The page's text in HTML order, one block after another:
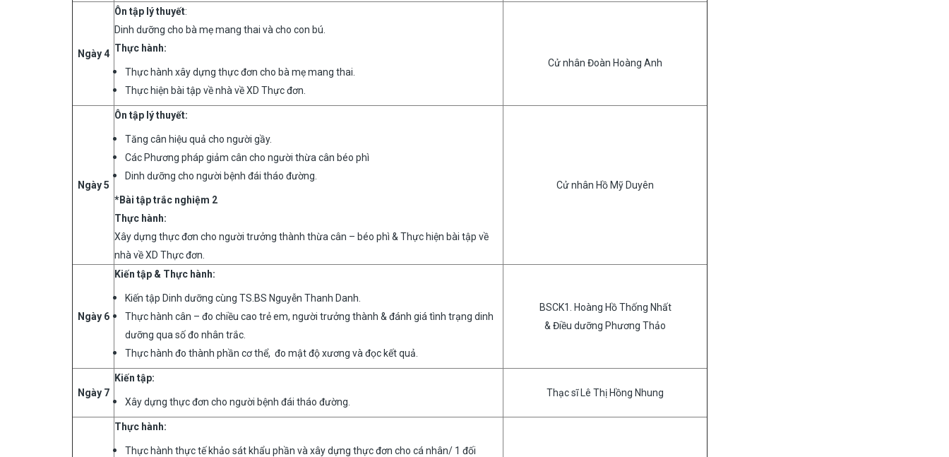
Ngày 4
Ôn tập lý thuyết:
Dinh dưỡng cho bà mẹ mang thai và cho con bú.
Thực hành:
Thực hành xây dựng thực đơn cho bà mẹ mang thai.
Thực hiện bài tập về nhà về XD Thực đơn.
Cử nhân Đoàn Hoàng Anh
Ngày 5
Ôn tập lý thuyết:
Tăng cân hiệu quả cho người gầy.
Các Phương pháp giảm cân cho người thừa cân béo phì
Dinh dưỡng cho người bệnh đái tháo đường.
*Bài tập trắc nghiệm 2
Thực hành:
Xây dựng thực đơn cho người trưởng thành thừa cân – béo phì & Thực hiện bài tập về
nhà về XD Thực đơn.
Cử nhân Hồ Mỹ Duyên
Ngày 6
Kiến tập & Thực hành:
Kiến tập Dinh dưỡng cùng TS.BS Nguyễn Thanh Danh.
Thực hành cân – đo chiều cao trẻ em, người trưởng thành & đánh giá tình trạng dinh
dưỡng qua số đo nhân trắc.
Thực hành đo thành phần cơ thể, đo mật độ xương và đọc kết quả.
BSCK1. Hoàng Hồ Thống Nhất
& Điều dưỡng Phương Thảo
Ngày 7
Kiến tập:
Xây dựng thực đơn cho người bệnh đái tháo đường.
Thạc sĩ Lê Thị Hồng Nhung
Thực hành:
Thực hành thực tế khảo sát khẩu phần và xây dựng thực đơn cho cá nhân/ 1 đối